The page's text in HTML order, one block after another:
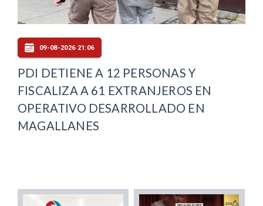
09-08-2026 21:06
PDI DETIENE A 12 PERSONAS Y
FISCALIZA A 61 EXTRANJEROS EN
OPERATIVO DESARROLLADO EN
MAGALLANES